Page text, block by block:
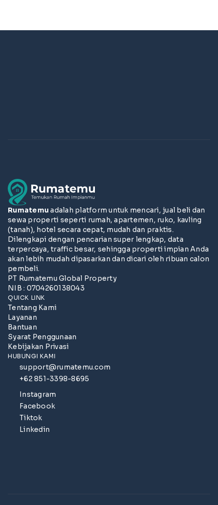
Rumatemuadalah platform untuk mencari, jual beli dan
sewa properti seperti rumah, apartemen, ruko, kavling
(tanah), hotel secara cepat, mudah dan praktis.
Dilengkapi dengan pencarian super lengkap, data
terpercaya, traffic besar, sehingga properti impian Anda
akan lebih mudah dipasarkan dan dicari oleh ribuan calon
pembeli.
PT Rumatemu Global Property
NIB : 0704260138043
QUICK LINK
Tentang Kami
Layanan
Bantuan
Syarat Penggunaan
Kebijakan Privasi
HUBUNGI KAMI
support@rumatemu.com
+62 851-3398-8695
Instagram
Facebook
Tiktok
Linkedin